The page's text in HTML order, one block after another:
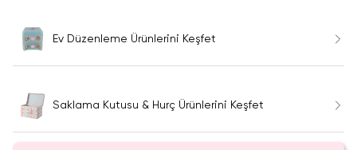
Ev Düzenleme Ürünlerini Keşfet
Saklama Kutusu & Hurç Ürünlerini Keşfet